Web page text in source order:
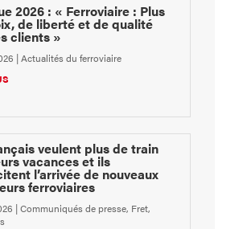
2026 : « Ferroviaire : Plus
de liberté et de qualité
clients »
|Actualités du ferroviaire
veulent plus de train
vacances et ils
l’arrivée de nouveaux
ferroviaires
|Communiqués de presse, Fret,